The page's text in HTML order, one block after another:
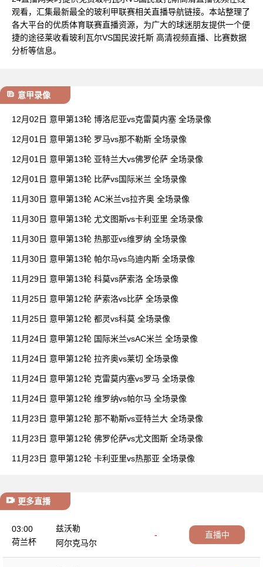
观看，汇集最新最全的玻利甲联赛相关直播导航链接。本站整理了
各大平台的优质体育联赛直播资源，为广大的球迷朋友提供一个便
捷的途径莱收看玻利瓦尔VS国民波托斯 高清视频直播、比赛数据
分析等信息。
意甲录像
12月02日 意甲第13轮 博洛尼亚vs克雷莫内塞 全场录像
12月01日 意甲第13轮 罗马vs那不勒斯 全场录像
12月01日 意甲第13轮 亚特兰大vs佛罗伦萨 全场录像
12月01日 意甲第13轮 比萨vs国际米兰 全场录像
11月30日 意甲第13轮 AC米兰vs拉齐奥 全场录像
11月30日 意甲第13轮 尤文图斯vs卡利亚里 全场录像
11月30日 意甲第13轮 热那亚vs维罗纳 全场录像
11月30日 意甲第13轮 帕尔马vs乌迪内斯 全场录像
11月29日 意甲第13轮 科莫vs萨索洛 全场录像
11月25日 意甲第12轮 萨索洛vs比萨 全场录像
11月25日 意甲第12轮 都灵vs科莫 全场录像
11月24日 意甲第12轮 国际米兰vsAC米兰 全场录像
11月24日 意甲第12轮 拉齐奥vs莱切 全场录像
11月24日 意甲第12轮 克雷莫内塞vs罗马 全场录像
11月24日 意甲第12轮 维罗纳vs帕尔马 全场录像
11月23日 意甲第12轮 那不勒斯vs亚特兰大 全场录像
11月23日 意甲第12轮 佛罗伦萨vs尤文图斯 全场录像
11月23日 意甲第12轮 卡利亚里vs热那亚 全场录像
更多直播
03:00
荷兰杯
兹沃勒
-
阿尔克马尔
直播中